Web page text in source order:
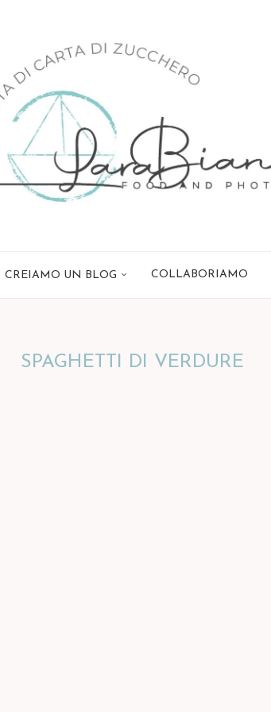
CREIAMO UN BLOG COLLABORIAMO
SPAGHETTI DI VERDURE